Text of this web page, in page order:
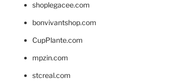
shoplegacee.com
bonvivantshop.com
CupPlante.com
mpzin.com
stcreal.com